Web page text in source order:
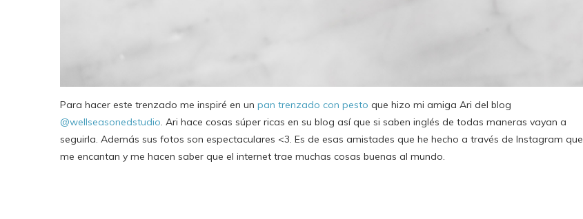
Para hacer este trenzado me inspiré en un pan trenzado con pesto que hizo mi amiga Ari del blog
@wellseasonedstudio. Ari hace cosas súper ricas en su blog así que si saben inglés de todas maneras vayan a
seguirla. Además sus fotos son espectaculares <3. Es de esas amistades que he hecho a través de Instagram que
me encantan y me hacen saber que el internet trae muchas cosas buenas al mundo.